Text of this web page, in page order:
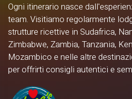
Ogni itinerario nasce
team. Visitiamo regolarmente
strutture ricettive in Sudafrica,
Zimbabwe, Zambia, Tanzania,
Mozambico e nelle altre
per offrirti consigli autentici e